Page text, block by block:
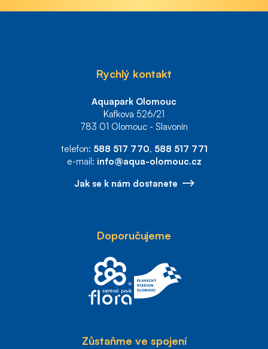
Rychlý kontakt
Aquapark Olomouc
Kafkova 526/21
783 01 Olomouc - Slavonín
telefon: 588 517 770, 588 517 771
e-mail: info@aqua-olomouc.cz
Jak se k nám dostanete
Doporučujeme
Zůstaňme ve spojení